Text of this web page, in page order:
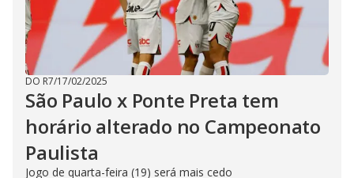
DO R7/17/02/2025
São Paulo x Ponte Preta tem
horário alterado no Campeonato
Paulista
Jogo de quarta-feira (19) será mais cedo